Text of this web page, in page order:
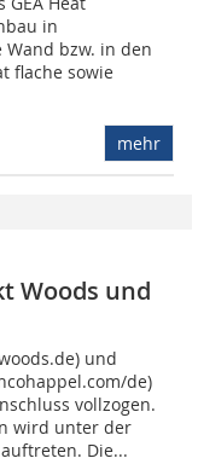
in
Wand bzw. in den
flache sowie
mehr
Woods und
und
de)
vollzogen.
wird unter der
auftreten. Die...